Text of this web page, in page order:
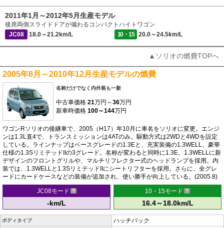
2011年1月～2012年5月生産モデル
後席両側スライドドアが備わるコンパクトハイトワゴン
JC08
18.0～21.2km/L 10・15 20.0～24.5km/L
▲ソリオの燃費TOPへ
2005年8月～2010年12月生産モデルの燃費
名称だけでなく内外装も一新
中古車価格 21万円～36万円
新車時価格 100～144万円
ワゴンRソリオの後継車で、2005（H17）年10月に車名をソリオに変更。エンジ
ンは1.3L直4で、トランスミッションは4ATのみ。駆動方式は2WDと4WDを設定
している。ラインナップはベースグレードの1.3Eと、充実装備の1.3WELL、豪華
仕様の1.3SリミテッドIIの3グレード。名称が変わると同時に1.3E、1.3WELLに新
デザインのフロントグリルや、マルチリフレクター式のヘッドランプを採用。内
装では、1.3WELLと1.3SリミテッドIIにシートリフターを採用。さらに、全グレ
ードにカードケースなどの装備が追加され、使い勝手が向上している。(2005.8)
JC08モード
-km/L
10・15モード
16.4～18.0km/L
ボディタイプ ハッチバック